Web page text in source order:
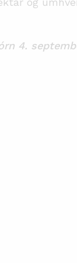
4.